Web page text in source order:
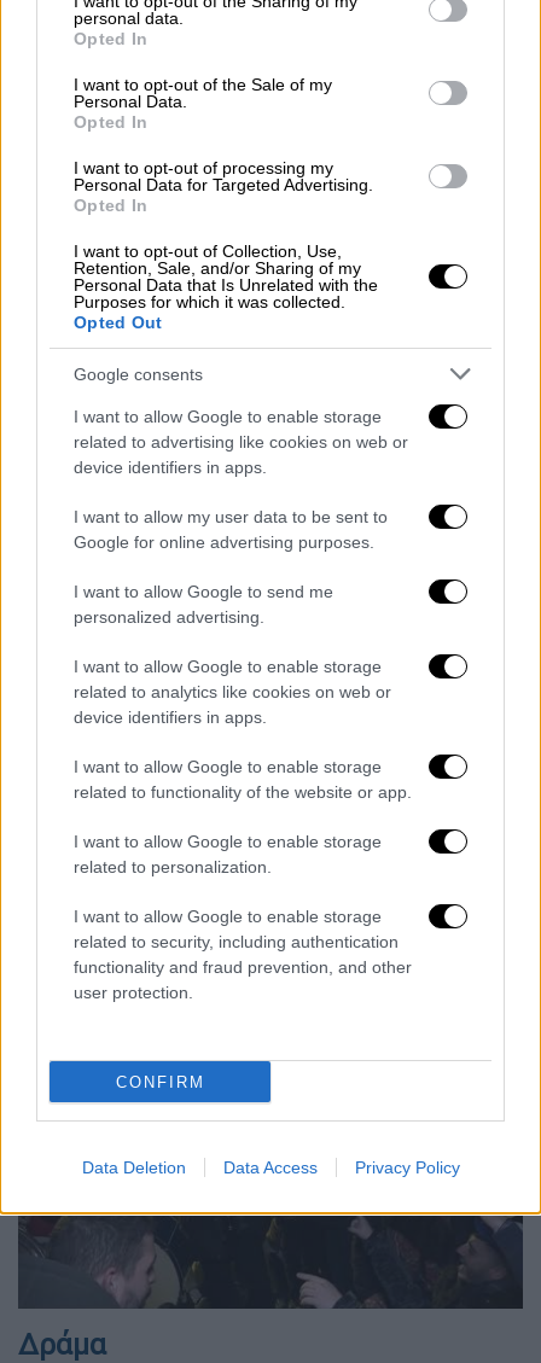
grant or deny consent to Google and its third-party tags to
use your data for below specified purposes in below Google
consent section.
personal data.
Opted In
I want to opt-out of the Sale of my
Personal Data.
Opted In
I want to opt-out of processing my
Personal Data for Targeted Advertising.
Opted In
I want to opt-out of Collection, Use,
Retention, Sale, and/or Sharing of my
Personal Data that Is Unrelated with the
Purposes for which it was collected.
Opted Out
Google consents
I want to allow Google to enable storage
related to advertising like cookies on web or
device identifiers in apps.
I want to allow my user data to be sent to
Google for online advertising purposes.
I want to allow Google to send me
personalized advertising.
I want to allow Google to enable storage
related to analytics like cookies on web or
device identifiers in apps.
I want to allow Google to enable storage
related to functionality of the website or app.
I want to allow Google to enable storage
related to personalization.
I want to allow Google to enable storage
related to security, including authentication
functionality and fraud prevention, and other
user protection.
CONFIRM
Data Deletion Data Access Privacy Policy
με ιστορία που χάνεται στα βάθη των
απόδραση στη μαγευτική Καστοριά αυτές τις
μέρες. Πρόκειται για ένα τριήμερο
στο διάστημα του οποίου η πόλη αποκτά
ξεχωριστό χρώμα και πανηγυρική
ατμόσφαιρα. Το όνομα και η καταγωγή αυτού
του εθίμου εντοπίζονται στην κλασική
αρχαιότητα, από την οποία μέσω
Βυζαντίουμεταφέρθηκε στις μέρες μας. Στα
Ραγκουτσάριαπαίρνουν μέρος σε
«μπουλούκια» - το καθένα με την δική του
παραδοσιακή ορχήστρα χάλκινων - όλοι οι
Καστοριανοί, άντρες και γυναίκες, μικροί και
μεγάλοι, μαζί με χιλιάδες επισκέπτες, που
διασκεδάζουν επί τρία μερόνυχτα στους
δρόμους της πόλης.
Στις 6 και 7 Ιανουαρίου, τα μπουλούκια
κατακλύσουν τους δρόμους της Καστοριάς
γιορτάζοντας με χορούς, τραγούδια και
τρίτη μέρα (8 Ιανουαρίου), με την επίσημη
παρέλαση των Ραγκουτσαριών, την
Πατερίτσα». Η παρέλαση των αρμάτων και
των μεταμφιεσμένων ξεκινά από το
αφού περάσει από την οδό Μητροπόλεως
και καταλήγει στην πλατείαΑφοί Εμμανουήλ
στη συνοικίαΝτολτσό
video
Δράμα